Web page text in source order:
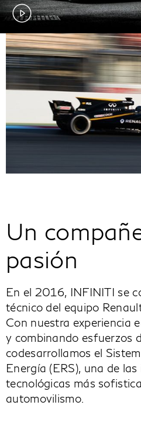
Un
pasión
En el 2016, INFINITI se
técnico del equipo
Con nuestra experiencia
y combinando esfuerzos
codesarrollamos el
Energía (ERS), una de
tecnológicas más
automovilismo.